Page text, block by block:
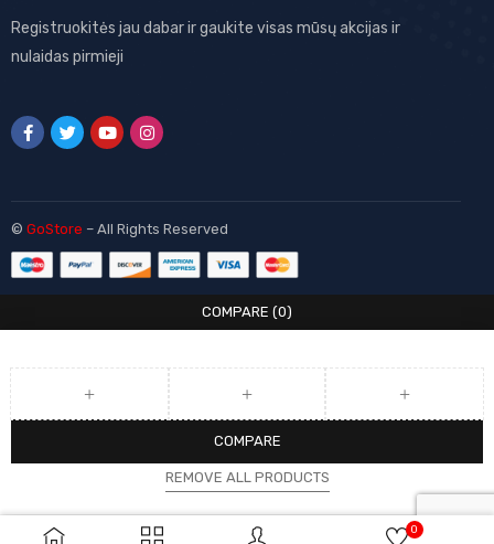
0
Registruokitės jau dabar ir gaukite visas mūsų akcijas ir
nulaidas pirmieji
© GoStore – All Rights Reserved
COMPARE (0)
COMPARE
REMOVE ALL PRODUCTS